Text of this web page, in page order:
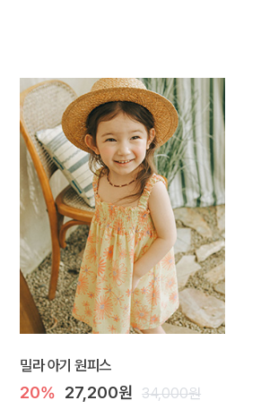
밀라 아기 원피스
20% 27,200원 34,000원